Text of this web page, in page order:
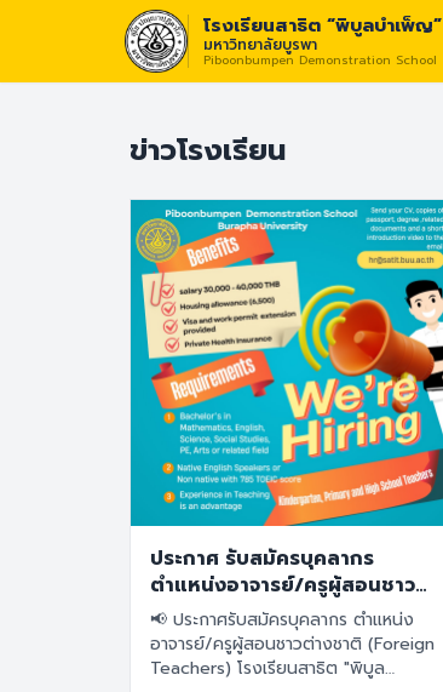
โรงเรียนสาธิต “พิบูลบำเพ็ญ”
มหาวิทยาลัยบูรพา
Piboonbumpen Demonstration School
ข่าวโรงเรียน
ประกาศ รับสมัครบุคลากร
ตำแหน่งอาจารย์/ครูผู้สอนชาว
ต่างชาติ (Foreign Teachers)
📢 ประกาศรับสมัครบุคลากร ตำแหน่ง
อาจารย์/ครูผู้สอนชาวต่างชาติ (Foreign
Teachers) โรงเรียนสาธิต "พิบูล